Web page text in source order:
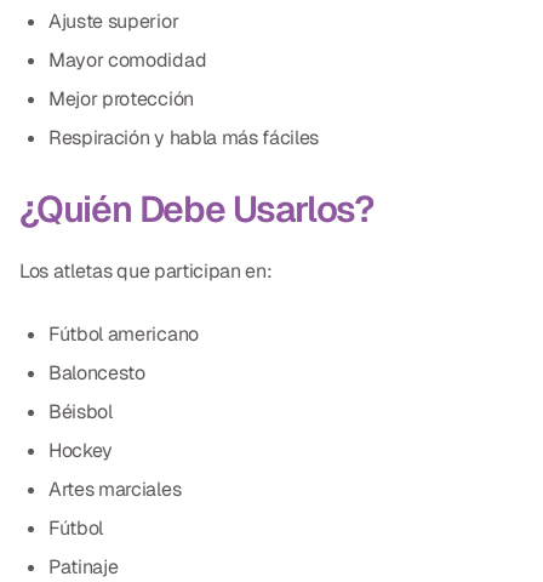
Ajuste superior
Mayor comodidad
Mejor protección
Respiración y habla más fáciles
¿Quién Debe Usarlos?
Los atletas que participan en:
Fútbol americano
Baloncesto
Béisbol
Hockey
Artes marciales
Fútbol
Patinaje